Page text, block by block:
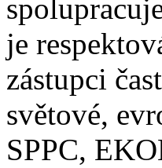
je
zástupci
světové,
SPPC,